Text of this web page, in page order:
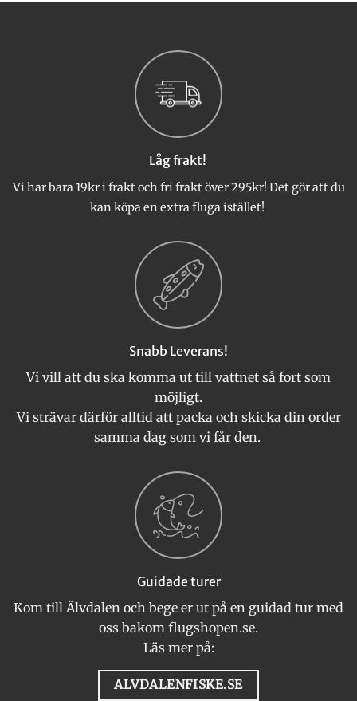
produktsidan
Låg frakt!
Vi har bara 19kr i frakt och fri frakt över 295kr! Det gör att du
kan köpa en extra fluga istället!
Snabb Leverans!
Vi vill att du ska komma ut till vattnet så fort som
möjligt.
Vi strävar därför alltid att packa och skicka din order
samma dag som vi får den.
Guidade turer
Kom till Älvdalen och bege er ut på en guidad tur med
oss bakom flugshopen.se.
Läs mer på:
ALVDALENFISKE.SE